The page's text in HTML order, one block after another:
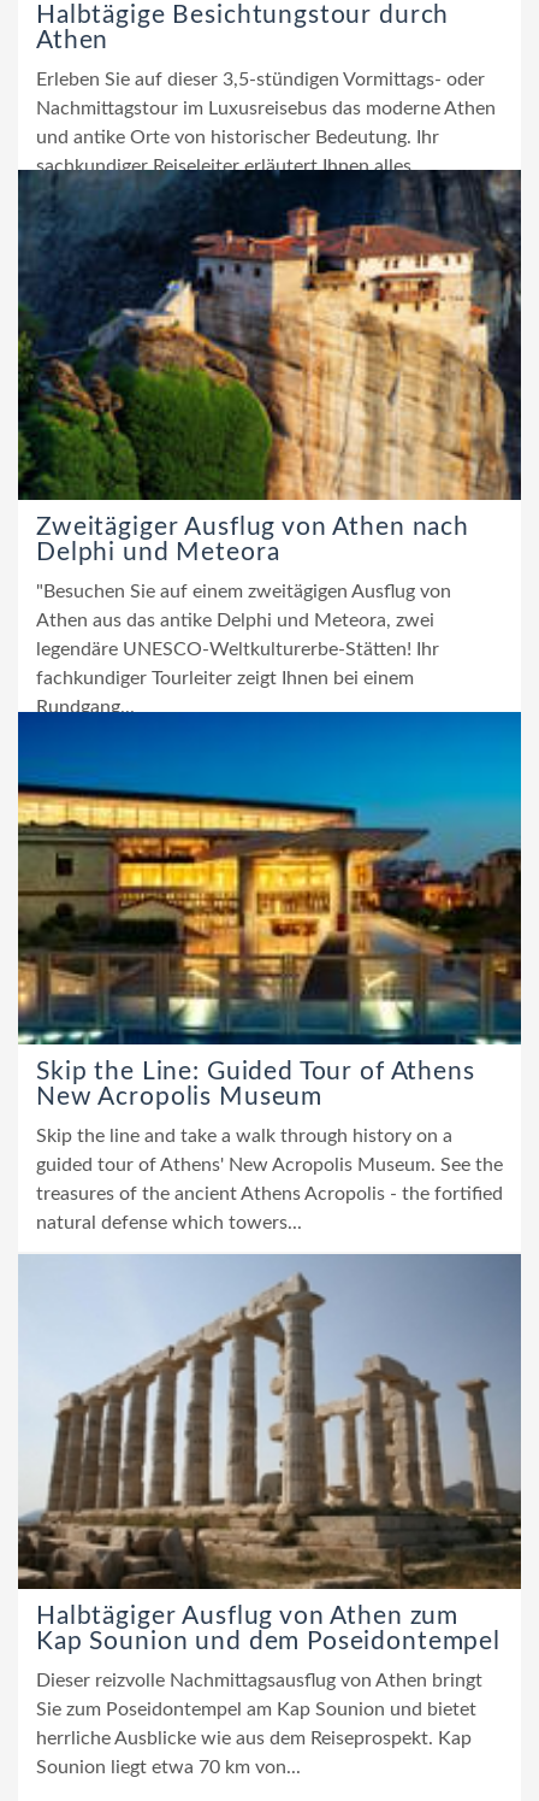
Halbtägige Besichtungstour durch
Athen
Erleben Sie auf dieser 3,5-stündigen Vormittags- oder
Nachmittagstour im Luxusreisebus das moderne Athen
und antike Orte von historischer Bedeutung. Ihr
sachkundiger Reiseleiter erläutert Ihnen alles...
Zweitägiger Ausflug von Athen nach
Delphi und Meteora
"Besuchen Sie auf einem zweitägigen Ausflug von
Athen aus das antike Delphi und Meteora, zwei
legendäre UNESCO-Weltkulturerbe-Stätten! Ihr
fachkundiger Tourleiter zeigt Ihnen bei einem
Rundgang...
Skip the Line: Guided Tour of Athens
New Acropolis Museum
Skip the line and take a walk through history on a
guided tour of Athens' New Acropolis Museum. See the
treasures of the ancient Athens Acropolis - the fortified
natural defense which towers...
Halbtägiger Ausflug von Athen zum
Kap Sounion und dem Poseidontempel
Dieser reizvolle Nachmittagsausflug von Athen bringt
Sie zum Poseidontempel am Kap Sounion und bietet
herrliche Ausblicke wie aus dem Reiseprospekt. Kap
Sounion liegt etwa 70 km von...